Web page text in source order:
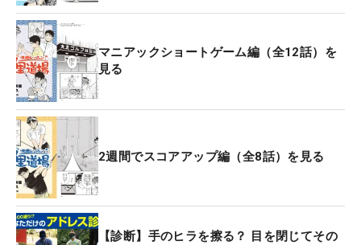
マニアックショートゲーム編（全12話）を
見る
2週間でスコアアップ編（全8話）を見る
【診断】手のヒラを擦る？ 目を閉じてその